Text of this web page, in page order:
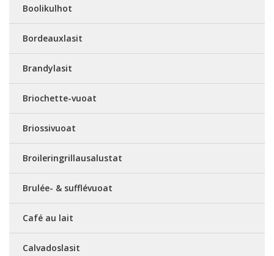
Boolikulhot
Bordeauxlasit
Brandylasit
Briochette-vuoat
Briossivuoat
Broileringrillausalustat
Brulée- & sufflévuoat
Café au lait
Calvadoslasit